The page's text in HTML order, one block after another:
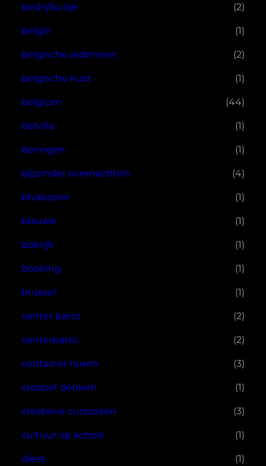
bedrijfsuitje (2)
belgie (1)
belgische ardennen (2)
belgische kust (1)
belgium (44)
belvilla (1)
beringen (1)
bijzonder overnachten (4)
bivakzone (1)
blauwe (1)
bokrijk (1)
booking (1)
brussel (1)
center parcs (2)
centerparcs (2)
container huren (3)
creatief denken (1)
creatieve cursussen (3)
cultuur op school (1)
diest (1)